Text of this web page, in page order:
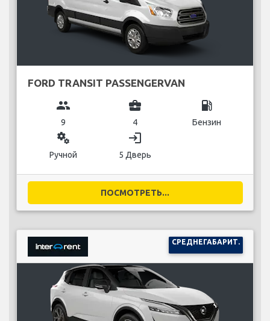
FORD TRANSIT PASSENGERVAN
group
9
business_center
4
local_gas_station
Бензин
miscellaneous_services
Ручной
login
5 Дверь
ПОСМОТРЕТЬ...
СРЕДНЕГАБАРИТ.